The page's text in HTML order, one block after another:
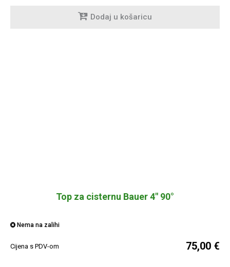
Dodaj u košaricu
Top za cisternu Bauer 4" 90°
Nema na zalihi
Cijena s PDV-om 75,00 €